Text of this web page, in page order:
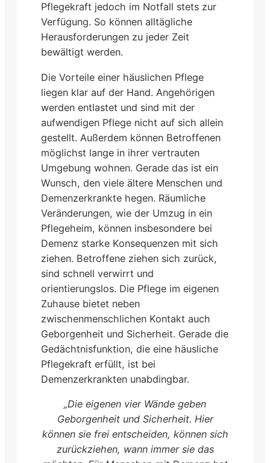
Pflegekraft jedoch im Notfall stets zur
Verfügung. So können alltägliche
Herausforderungen zu jeder Zeit
bewältigt werden.
Die Vorteile einer häuslichen Pflege
liegen klar auf der Hand. Angehörigen
werden entlastet und sind mit der
aufwendigen Pflege nicht auf sich allein
gestellt. Außerdem können Betroffenen
möglichst lange in ihrer vertrauten
Umgebung wohnen. Gerade das ist ein
Wunsch, den viele ältere Menschen und
Demenzerkrankte hegen. Räumliche
Veränderungen, wie der Umzug in ein
Pflegeheim, können insbesondere bei
Demenz starke Konsequenzen mit sich
ziehen. Betroffene ziehen sich zurück,
sind schnell verwirrt und
orientierungslos. Die Pflege im eigenen
Zuhause bietet neben
zwischenmenschlichen Kontakt auch
Geborgenheit und Sicherheit. Gerade die
Gedächtnisfunktion, die eine häusliche
Pflegekraft erfüllt, ist bei
Demenzerkrankten unabdingbar.
„Die eigenen vier Wände geben
Geborgenheit und Sicherheit. Hier
können sie frei entscheiden, können sich
zurückziehen, wann immer sie das